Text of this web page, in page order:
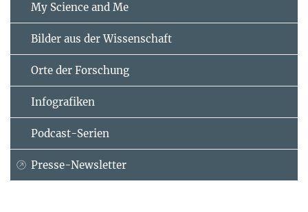
My Science and Me
Bilder aus der Wissenschaft
Orte der Forschung
Infografiken
Podcast-Serien
Presse-Newsletter